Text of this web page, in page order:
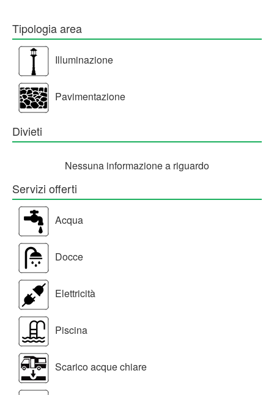
Tipologia area
Illuminazione
Pavimentazione
Divieti
Nessuna informazione a riguardo
Servizi offerti
Acqua
Docce
Elettricità
Piscina
Scarico acque chiare